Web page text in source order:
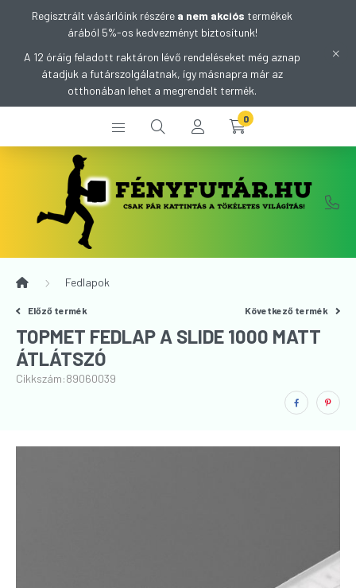
Regisztrált vásárlóink részére a nem akciós termékek
árából 5%-os kedvezményt biztosítunk!
A 12 óráig feladott raktáron lévő rendeléseket még aznap
átadjuk a futárszolgálatnak, így másnapra már az
otthonában lehet a megrendelt termék.
0
Fedlapok
Előző termék Következő termék
TOPMET FEDLAP A SLIDE 1000 MATT
ÁTLÁTSZÓ
Cikkszám:89060039